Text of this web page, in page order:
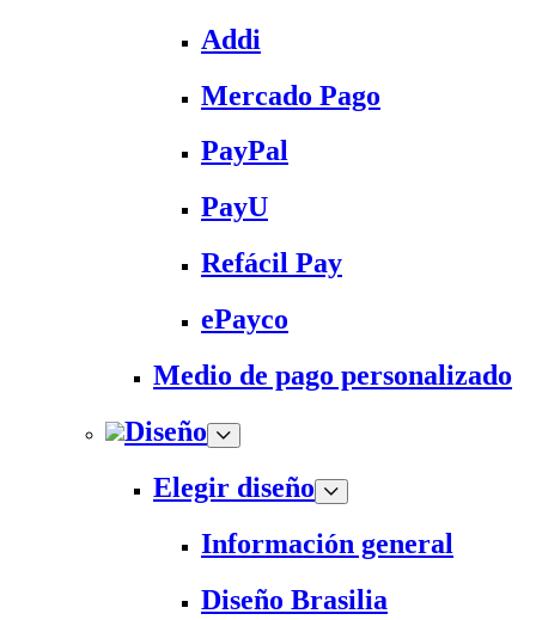
Addi
Mercado Pago
PayPal
PayU
Refácil Pay
ePayco
Medio de pago personalizado
Diseño
Elegir diseño
Información general
Diseño Brasilia